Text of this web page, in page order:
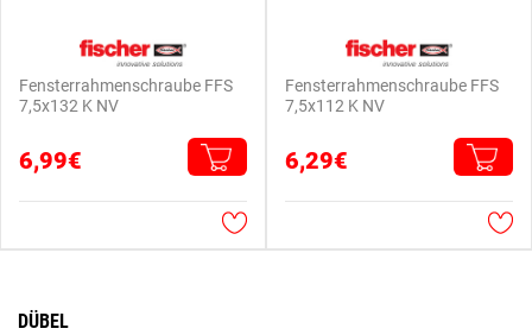
Fensterrahmenschraube FFS
7,5x132 K NV
6,99€
Fensterrahmenschraube FFS
7,5x112 K NV
6,29€
DÜBEL